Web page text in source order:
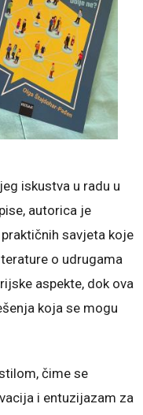
iskustva u radu u
autorica je
savjeta koje
o udrugama
aspekte, dok ova
koja se mogu
čime se
i entuzijazam za